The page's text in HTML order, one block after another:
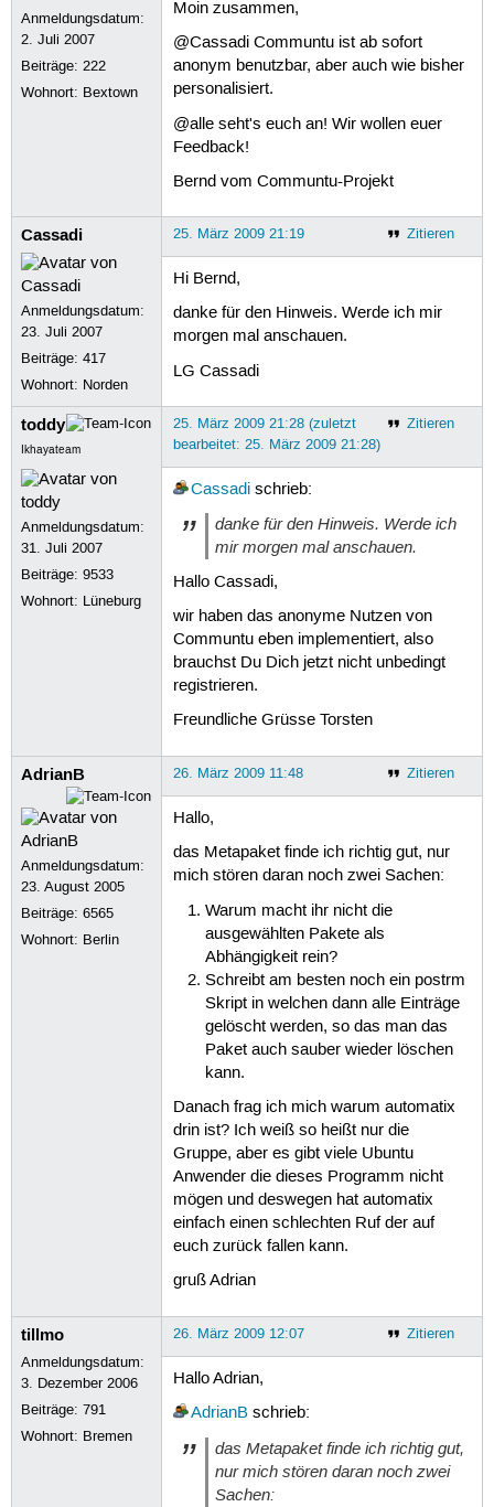
Anmeldungsdatum:
2. Juli 2007
Beiträge:222
Wohnort: Bextown
Moin zusammen,
@Cassadi Communtu ist ab sofort
anonym benutzbar, aber auch wie bisher
personalisiert.
@alle seht's euch an! Wir wollen euer
Feedback!
Bernd vom Communtu-Projekt
Cassadi
Anmeldungsdatum:
23. Juli 2007
Beiträge:417
Wohnort: Norden
Zitieren
25. März 2009 21:19
Hi Bernd,
danke für den Hinweis. Werde ich mir
morgen mal anschauen.
LG Cassadi
toddy
Ikhayateam
Anmeldungsdatum:
31. Juli 2007
Beiträge:9533
Wohnort: Lüneburg
Zitieren
25. März 2009 21:28 (zuletzt
bearbeitet: 25. März 2009 21:28)
Cassadischrieb:
danke für den Hinweis. Werde ich
mir morgen mal anschauen.
Hallo Cassadi,
wir haben das anonyme Nutzen von
Communtu eben implementiert, also
brauchst Du Dich jetzt nicht unbedingt
registrieren.
Freundliche Grüsse Torsten
AdrianB
Anmeldungsdatum:
23. August 2005
Beiträge:6565
Wohnort: Berlin
Zitieren
26. März 2009 11:48
Hallo,
das Metapaket finde ich richtig gut, nur
mich stören daran noch zwei Sachen:
Warum macht ihr nicht die
ausgewählten Pakete als
Abhängigkeit rein?
Schreibt am besten noch ein postrm
Skript in welchen dann alle Einträge
gelöscht werden, so das man das
Paket auch sauber wieder löschen
kann.
Danach frag ich mich warum automatix
drin ist? Ich weiß so heißt nur die
Gruppe, aber es gibt viele Ubuntu
Anwender die dieses Programm nicht
mögen und deswegen hat automatix
einfach einen schlechten Ruf der auf
euch zurück fallen kann.
gruß Adrian
tillmo
Anmeldungsdatum:
3. Dezember 2006
Beiträge:791
Wohnort: Bremen
Zitieren
26. März 2009 12:07
Hallo Adrian,
AdrianBschrieb:
das Metapaket finde ich richtig gut,
nur mich stören daran noch zwei
Sachen: